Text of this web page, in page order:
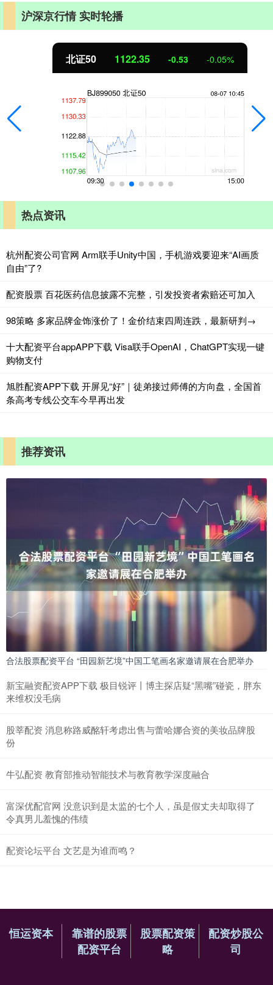
沪深京行情 实时轮播
北证50 1122.35 -0.53 -0.05%
热点资讯
杭州配资公司官网 Arm联手Unity中国，手机游戏要迎来“AI画质
自由”了?
配资股票 百花医药信息披露不完整，引发投资者索赔还可加入
98策略 多家品牌金饰涨价了！金价结束四周连跌，最新研判→
十大配资平台appAPP下载 Visa联手OpenAI，ChatGPT实现一键
购物支付
旭胜配资APP下载 开屏见“好”｜徒弟接过师傅的方向盘，全国首
条高考专线公交车今早再出发
推荐资讯
合法股票配资平台 “田园新艺境”中国工笔画名家邀请展在合肥举办
新宝融资配资APP下载 极目锐评丨博主探店疑“黑嘴”碰瓷，胖东
来维权没毛病
股莘配资 消息称路威酩轩考虑出售与蕾哈娜合资的美妆品牌股
份
牛弘配资 教育部推动智能技术与教育教学深度融合
富深优配官网 没意识到是太监的七个人，虽是假丈夫却取得了
令真男儿羞愧的伟绩
配资论坛平台 文艺是为谁而鸣？
恒运资本
靠谱的股票
配资平台
股票配资策
略
配资炒股公
司